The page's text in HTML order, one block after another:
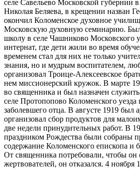
селе Савельево Московской губернии
Николая Беляева, в крещении назван
окончил Коломенское духовное
Московскую духовную семинарию. Был
школу в селе Чашниково Московского
интернат, где дети жили во время
временем стал для них не только
знания, но и мудрым воспитателем,
организовал Троице-Алексеевское
нем миссионерский кружок. В марте
во священника и был назначен
селе Протопопово Коломенского уезда
заболевшего отца. В августе 1919 был
организовал сбор продуктов для
две недели принудительных работ. В
праздником Рождества были собраны
содержание Коломенского епископа и
От священника потребовали, чтобы
жертвователей, он отказался. 4 ноября